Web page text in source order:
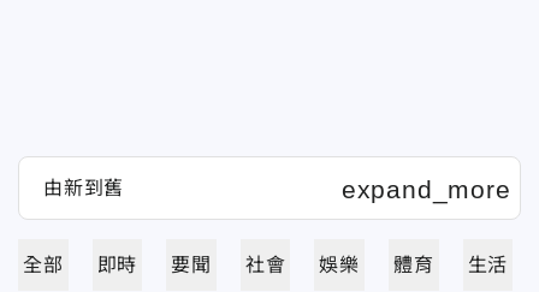
全部 即時 要聞 社會 娛樂 體育 生活